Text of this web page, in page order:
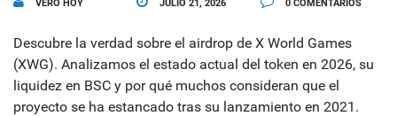
VERO HOY JULIO 21, 2026 0 COMENTARIOS
Descubre la verdad sobre el airdrop de X World Games
(XWG). Analizamos el estado actual del token en 2026, su
liquidez en BSC y por qué muchos consideran que el
proyecto se ha estancado tras su lanzamiento en 2021.